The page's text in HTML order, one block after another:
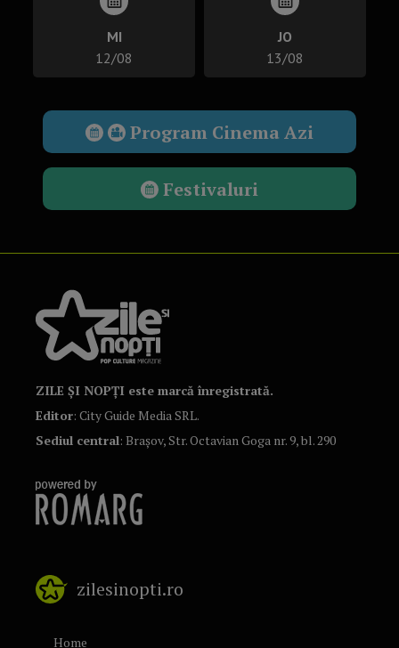
MI
12/08
JO
13/08
Program Cinema Azi
Festivaluri
ZILE ȘI NOPȚI este marcă înregistrată.
Editor: City Guide Media SRL.
Sediul central: Brașov, Str. Octavian Goga nr. 9, bl. 290
zilesinopti.ro
Home